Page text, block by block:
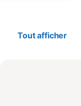
Tout afficher